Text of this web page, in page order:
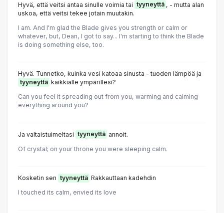
Hyvä, että veitsi antaa sinulle voimia tai tyyneyttä , - mutta alan
uskoa, että veitsi tekee jotain muutakin.
I am. And I'm glad the Blade gives you strength or calm or
whatever, but, Dean, I got to say... I'm starting to think the Blade
is doing something else, too.
Hyvä. Tunnetko, kuinka vesi katoaa sinusta - tuoden lämpöä ja
tyyneyttä kaikkialle ympärillesi?
Can you feel it spreading out from you, warming and calming
everything around you?
Ja valtaistuimeltasi tyyneyttä annoit.
Of crystal; on your throne you were sleeping calm.
Kosketin sen tyyneyttä Rakkauttaan kadehdin
I touched its calm, envied its love